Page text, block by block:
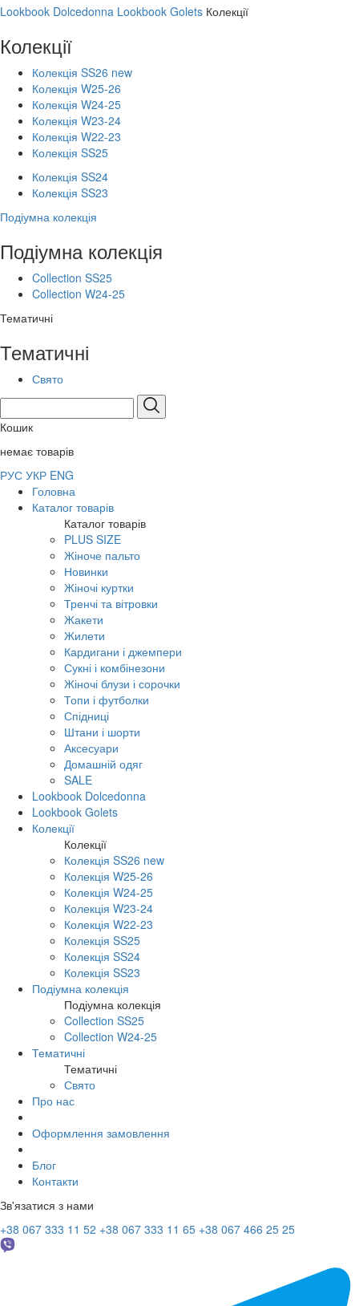
Lookbook Dolcedonna Lookbook Golets Колекції
Колекції
Колекція SS26 new
Колекція W25-26
Колекція W24-25
Колекція W23-24
Колекція W22-23
Колекція SS25
Колекція SS24
Колекція SS23
Подіумна колекція
Подіумна колекція
Collection SS25
Collection W24-25
Тематичні
Тематичні
Свято
Кошик
немає товарів
РУС УКР ENG
Головна
Каталог товарів
Каталог товарів
PLUS SIZE
Жіноче пальто
Новинки
Жіночі куртки
Тренчі та вітровки
Жакети
Жилети
Кардигани і джемпери
Сукні і комбінезони
Жіночі блузи і сорочки
Топи і футболки
Спідниці
Штани і шорти
Аксесуари
Домашній одяг
SALE
Lookbook Dolcedonna
Lookbook Golets
Колекції
Колекції
Колекція SS26 new
Колекція W25-26
Колекція W24-25
Колекція W23-24
Колекція W22-23
Колекція SS25
Колекція SS24
Колекція SS23
Подіумна колекція
Подіумна колекція
Collection SS25
Collection W24-25
Тематичні
Тематичні
Свято
Про нас
Оформлення замовлення
Блог
Контакти
Зв'язатися з нами
+38 067 333 11 52 +38 067 333 11 65 +38 067 466 25 25